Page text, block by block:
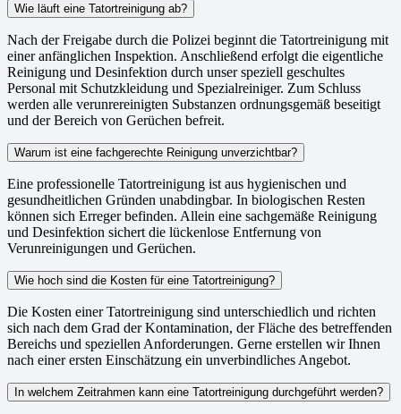
Wie läuft eine Tatortreinigung ab?
Nach der Freigabe durch die Polizei beginnt die Tatortreinigung mit
einer anfänglichen Inspektion. Anschließend erfolgt die eigentliche
Reinigung und Desinfektion durch unser speziell geschultes
Personal mit Schutzkleidung und Spezialreiniger. Zum Schluss
werden alle verunrereinigten Substanzen ordnungsgemäß beseitigt
und der Bereich von Gerüchen befreit.
Warum ist eine fachgerechte Reinigung unverzichtbar?
Eine professionelle Tatortreinigung ist aus hygienischen und
gesundheitlichen Gründen unabdingbar. In biologischen Resten
können sich Erreger befinden. Allein eine sachgemäße Reinigung
und Desinfektion sichert die lückenlose Entfernung von
Verunreinigungen und Gerüchen.
Wie hoch sind die Kosten für eine Tatortreinigung?
Die Kosten einer Tatortreinigung sind unterschiedlich und richten
sich nach dem Grad der Kontamination, der Fläche des betreffenden
Bereichs und speziellen Anforderungen. Gerne erstellen wir Ihnen
nach einer ersten Einschätzung ein unverbindliches Angebot.
In welchem Zeitrahmen kann eine Tatortreinigung durchgeführt werden?